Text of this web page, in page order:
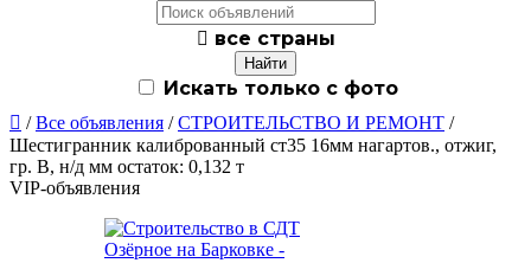
 все страны
Искать только с фото
 /Все объявления /СТРОИТЕЛЬСТВО И РЕМОНТ /
Шестигранник калиброванный ст35 16мм нагартов., отжиг,
гр. В, н/д мм остаток: 0,132 т
VIP-объявления